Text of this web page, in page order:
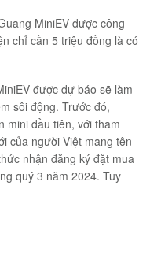
MiniEV được công
chỉ cần 5 triệu đồng là có
được dự báo sẽ làm
sôi động. Trước đó,
mini đầu tiên, với tham
của người Việt mang tên
nhận đăng ký đặt mua
quý 3 năm 2024. Tuy